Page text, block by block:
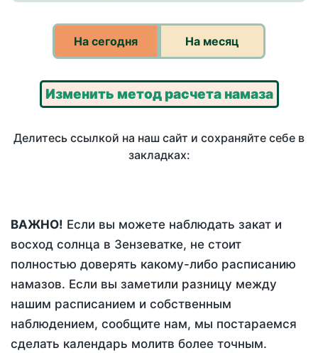
На сегодня На месяц
Изменить метод расчета намаза
Делитесь ссылкой на наш сайт и сохраняйте себе в
закладках:
ВАЖНО! Если вы можете наблюдать закат и
восход солнца в Зензеватке, не стоит
полностью доверять какому-либо расписанию
намазов. Если вы заметили разницу между
нашим расписанием и собственным
наблюдением, сообщите нам, мы постараемся
сделать календарь молитв более точным.